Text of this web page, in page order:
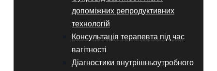
допоміжних репродуктивних
технологій
Консультація терапевта під час
вагітності
Діагностики внутрішньоутробного